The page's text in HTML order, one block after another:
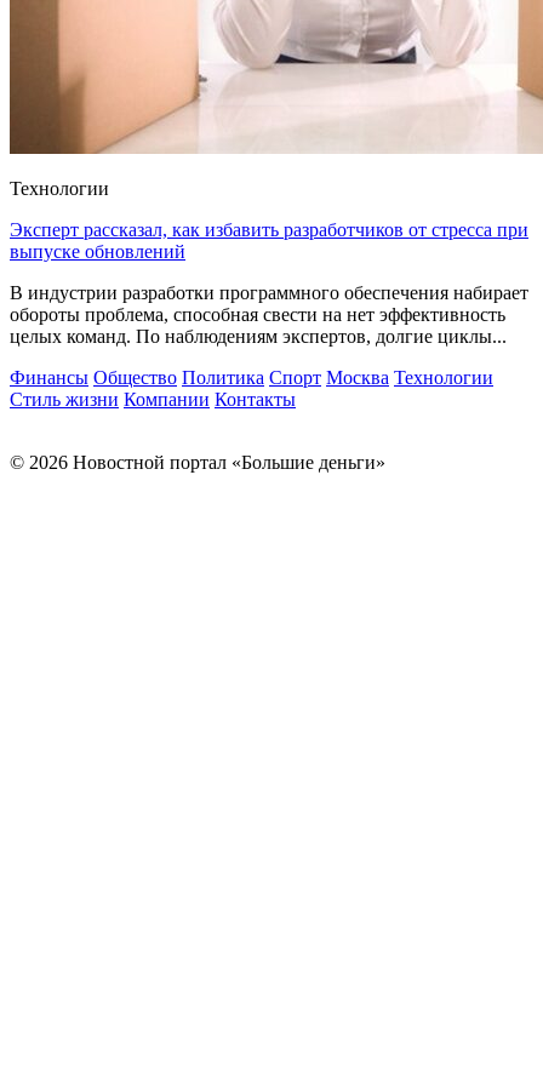
Технологии
Эксперт рассказал, как избавить разработчиков от стресса при
выпуске обновлений
В индустрии разработки программного обеспечения набирает
обороты проблема, способная свести на нет эффективность
целых команд. По наблюдениям экспертов, долгие циклы...
Финансы Общество Политика Спорт Москва Технологии
Стиль жизни Компании Контакты
© 2026 Новостной портал «Большие деньги»